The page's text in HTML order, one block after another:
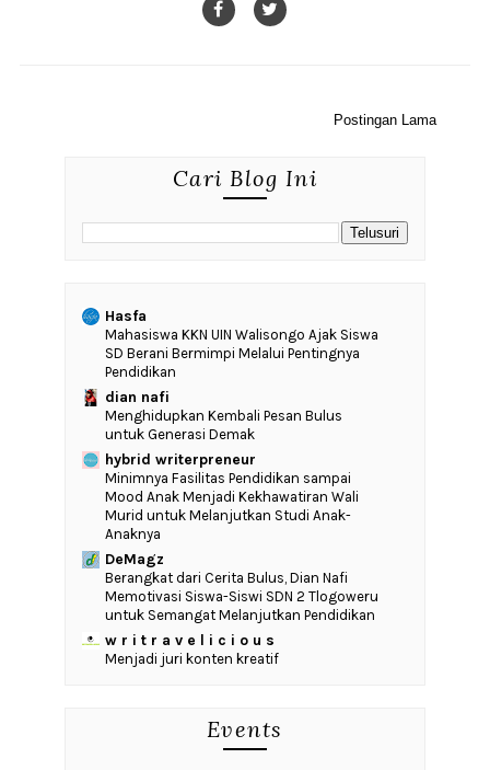
Postingan Lama
Cari Blog Ini
Hasfa
Mahasiswa KKN UIN Walisongo Ajak Siswa
SD Berani Bermimpi Melalui Pentingnya
Pendidikan
dian nafi
Menghidupkan Kembali Pesan Bulus
untuk Generasi Demak
hybrid writerpreneur
‎Minimnya Fasilitas Pendidikan sampai
Mood Anak Menjadi Kekhawatiran Wali
Murid untuk Melanjutkan Studi Anak-
Anaknya
DeMagz
‎Berangkat dari Cerita Bulus, Dian Nafi
Memotivasi Siswa-Siswi SDN 2 Tlogoweru
untuk Semangat Melanjutkan Pendidikan
w r i t r a v e l i c i o u s
Menjadi juri konten kreatif
Events